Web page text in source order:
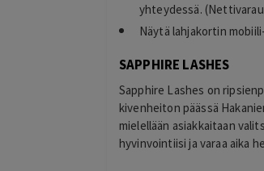
yhteydessä.
Näytä lahjakortin
SAPPHIRE LASHES
Sapphire Lashes on
kivenheiton päässä
mielellään asiakkaitaan
hyvinvointiisi ja varaa aika